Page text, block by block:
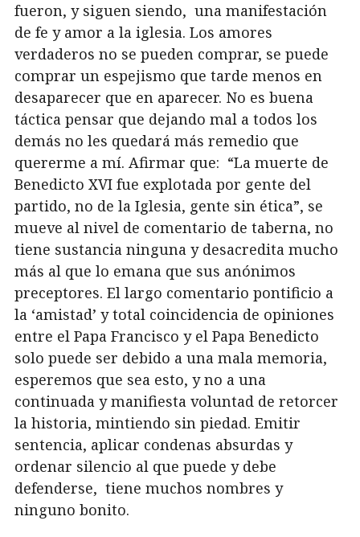
fueron, y siguen siendo, una manifestación
de fe y amor a la iglesia. Los amores
verdaderos no se pueden comprar, se puede
comprar un espejismo que tarde menos en
desaparecer que en aparecer. No es buena
táctica pensar que dejando mal a todos los
demás no les quedará más remedio que
quererme a mí. Afirmar que: “La muerte de
Benedicto XVI fue explotada por gente del
partido, no de la Iglesia, gente sin ética”, se
mueve al nivel de comentario de taberna, no
tiene sustancia ninguna y desacredita mucho
más al que lo emana que sus anónimos
preceptores. El largo comentario pontificio a
la ‘amistad’ y total coincidencia de opiniones
entre el Papa Francisco y el Papa Benedicto
solo puede ser debido a una mala memoria,
esperemos que sea esto, y no a una
continuada y manifiesta voluntad de retorcer
la historia, mintiendo sin piedad. Emitir
sentencia, aplicar condenas absurdas y
ordenar silencio al que puede y debe
defenderse, tiene muchos nombres y
ninguno bonito.